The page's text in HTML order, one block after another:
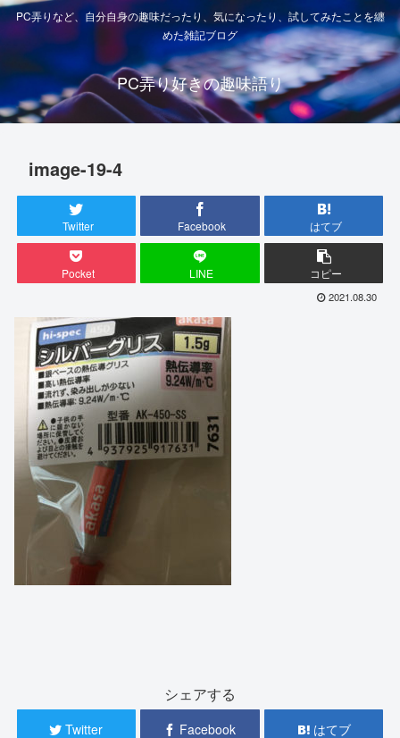
PC弄りなど、自分自身の趣味だったり、気になったり、試してみたことを纏
めた雑記ブログ
PC弄り好きの趣味語り
image-19-4
Twitter Facebook はてブ
Pocket LINE コピー
2021.08.30
シェアする
Twitter Facebook はてブ